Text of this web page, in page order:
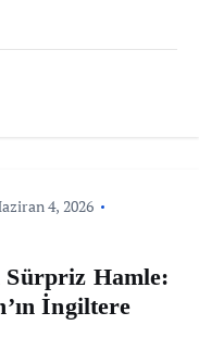
4, 2026
Sürpriz Hamle:
İngiltere